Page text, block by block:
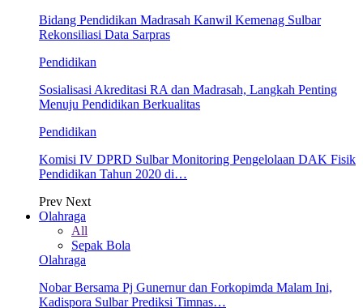
Bidang Pendidikan Madrasah Kanwil Kemenag Sulbar
Rekonsiliasi Data Sarpras
Pendidikan
Sosialisasi Akreditasi RA dan Madrasah, Langkah Penting
Menuju Pendidikan Berkualitas
Pendidikan
Komisi IV DPRD Sulbar Monitoring Pengelolaan DAK Fisik
Pendidikan Tahun 2020 di…
Prev Next
Olahraga
All
Sepak Bola
Olahraga
Nobar Bersama Pj Gunernur dan Forkopimda Malam Ini,
Kadispora Sulbar Prediksi Timnas…